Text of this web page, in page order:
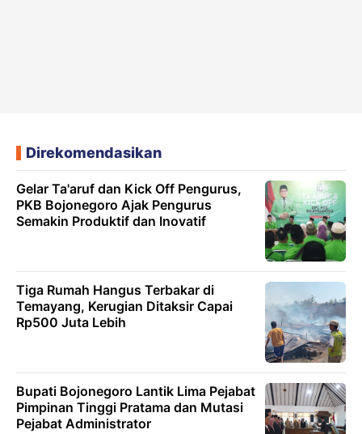
Direkomendasikan
Gelar Ta'aruf dan Kick Off Pengurus,
PKB Bojonegoro Ajak Pengurus
Semakin Produktif dan Inovatif
Tiga Rumah Hangus Terbakar di
Temayang, Kerugian Ditaksir Capai
Rp500 Juta Lebih
Bupati Bojonegoro Lantik Lima Pejabat
Pimpinan Tinggi Pratama dan Mutasi
Pejabat Administrator